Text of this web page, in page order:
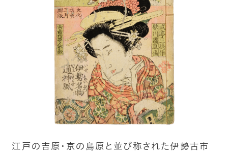
江戸の吉原・京の島原と並び称された伊勢古市